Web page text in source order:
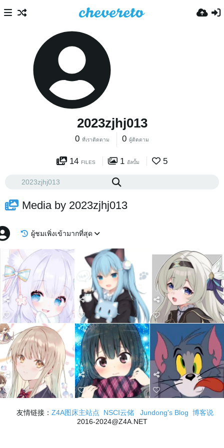
2023zjhj013
0 ที่เราติดตาม 0 ผู้ติดตาม
14 FILES 1 อัลบั้ม 5
Media by 2023zjhj013
ผู้ชมเพิ่งเข้ามากที่สุด
友情链接： Z4A图床主站点 NSCI云储 Jundong's Blog 博客说
2016-2024@Z4A.NET